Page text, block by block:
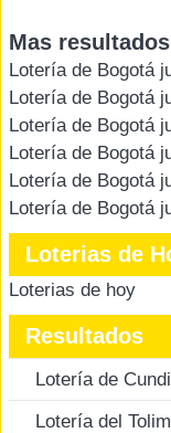
Mas resultados
Lotería de Bogotá
Lotería de Bogotá
Lotería de Bogotá
Lotería de Bogotá
Lotería de Bogotá
Lotería de Bogotá
Loterias de
Loterias de hoy
Resultados
Lotería de
Lotería del